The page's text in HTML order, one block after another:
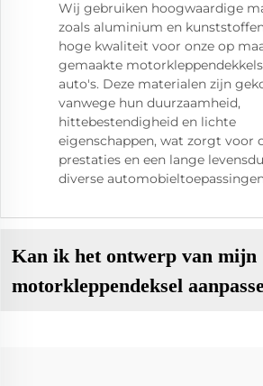
Wij gebruiken hoogwaardige
zoals aluminium en
hoge kwaliteit voor onze op
gemaakte
auto's. Deze materialen zijn
vanwege hun duurzaamheid,
hittebestendigheid en lichte
eigenschappen, wat zorgt voor
prestaties en een lange
diverse
Kan ik het ontwerp van mijn
motorkleppendeksel